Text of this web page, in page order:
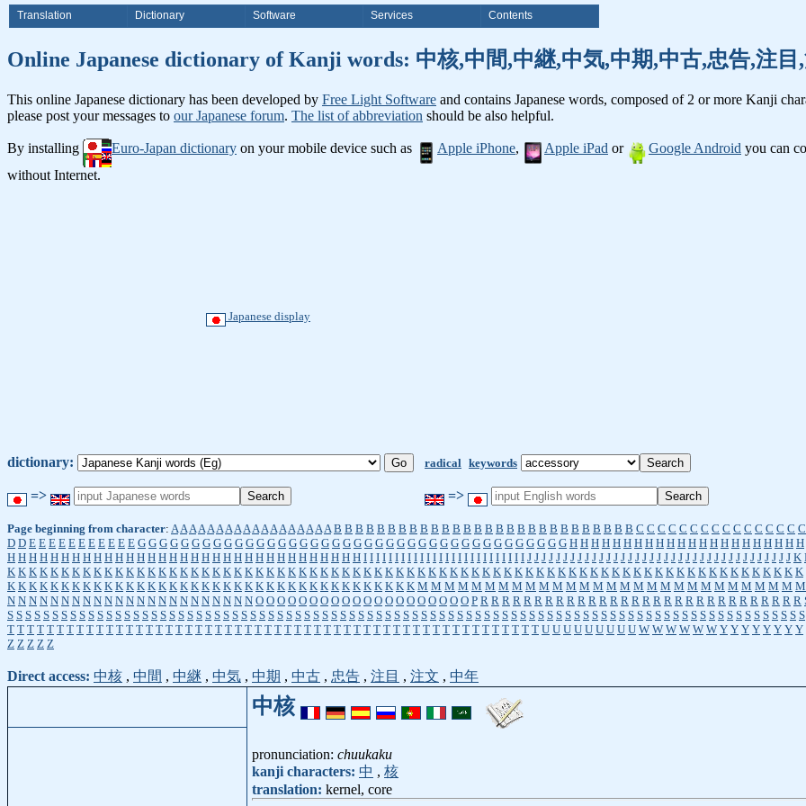
Translation Dictionary Software Services Contents
Online Japanese dictionary of Kanji words: 中核,中間,中継,中気,中期,中古,忠告,注目
This online Japanese dictionary has been developed by Free Light Software and contains Japanese words, composed of 2 or more Kanji
please post your messages to our Japanese forum. The list of abbreviation should be also helpful.
By installing Euro-Japan dictionary on your mobile device such as Apple iPhone, Apple iPad or Google Android you can
without Internet.
Japanese display
dictionary: radical keywords
=> =>
Page beginning from character: A A A A A A A A A A A A A A A A A A B B B B B B B B B B B B B B B B B B B B B B B B B B B B C C C C C C C C C C C C C C C C
D D E E E E E E E E E E E G G G G G G G G G G G G G G G G G G G G G G G G G G G G G G G G G G G G G G G G H H H H H H H H H H H H H H H H H H H H H H
H H H H H H H H H H H H H H H H H H H H H H H H H H H H H H H H H I I I I I I I I I I I I I I I I I I I I I I I I I I J J J J J J J J J J J J J J J J J J J J J J J J J J J J J J J J J J J J J K
K K K K K K K K K K K K K K K K K K K K K K K K K K K K K K K K K K K K K K K K K K K K K K K K K K K K K K K K K K K K K K K K K K K K K K K K K K
K K K K K K K K K K K K K K K K K K K K K K K K K K K K K K K K K K K K K K M M M M M M M M M M M M M M M M M M M M M M M M M M M M M
N N N N N N N N N N N N N N N N N N N N N N N O O O O O O O O O O O O O O O O O O O O P R R R R R R R R R R R R R R R R R R R R R R R R R R R R R R
S S S S S S S S S S S S S S S S S S S S S S S S S S S S S S S S S S S S S S S S S S S S S S S S S S S S S S S S S S S S S S S S S S S S S S S S S S S S S S S S S S S S S S S S S
T T T T T T T T T T T T T T T T T T T T T T T T T T T T T T T T T T T T T T T T T T T T T T T T T T T T T T U U U U U U U U U W W W W W W Y Y Y Y Y Y Y Y
Z Z Z Z Z
Direct access: 中核 , 中間 , 中継 , 中気 , 中期 , 中古 , 忠告 , 注目 , 注文 , 中年
中核
pronunciation: chuukaku
kanji characters: 中 , 核
translation: kernel, core